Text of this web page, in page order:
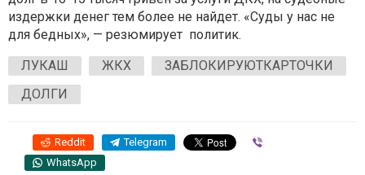
издержки денег тем более не найдет. «Суды у нас не
для бедных», — резюмирует политик.
ЛУКАШ
ЖКХ
ЗАБЛОКИРУЮТКАРТОЧКИ
ДОЛГИ
Reddit Telegram
WhatsApp